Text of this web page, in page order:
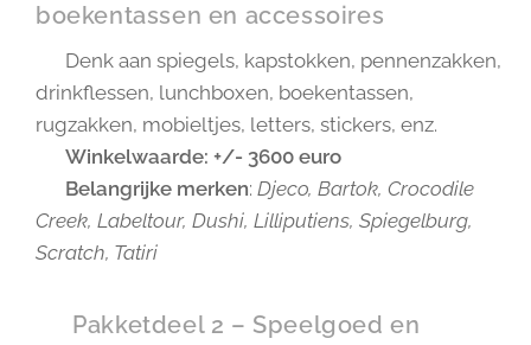
boekentassen en accessoires
👜 Denk aan spiegels, kapstokken, pennenzakken,
drinkflessen, lunchboxen, boekentassen,
rugzakken, mobieltjes, letters, stickers, enz.
Winkelwaarde: +/- 3600 euro
Belangrijke merken: Djeco, Bartok, Crocodile
Creek, Labeltour, Dushi, Lilliputiens, Spiegelburg,
Scratch, Tatiri
🎮 Pakketdeel 2 – Speelgoed en